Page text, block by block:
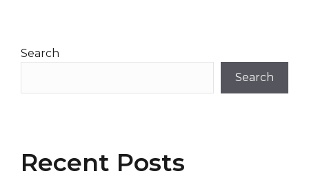
Search
Search
Recent Posts